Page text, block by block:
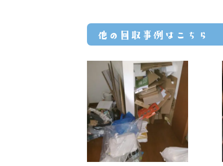
他の回収事例はこちら